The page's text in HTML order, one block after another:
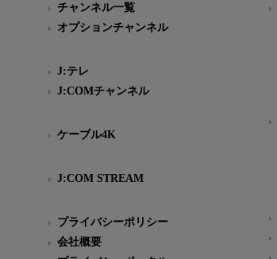
チャンネル一覧
オプションチャンネル
J:テレ
J:COMチャンネル
ケーブル4K
J:COM STREAM
プライバシーポリシー
会社概要